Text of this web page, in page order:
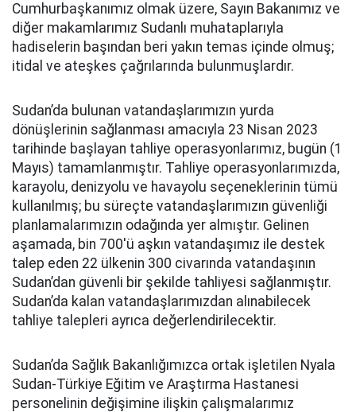
Cumhurbaşkanımız olmak üzere, Sayın Bakanımız ve
diğer makamlarımız Sudanlı muhataplarıyla
hadiselerin başından beri yakın temas içinde olmuş;
itidal ve ateşkes çağrılarında bulunmuşlardır.
Sudan’da bulunan vatandaşlarımızın yurda
dönüşlerinin sağlanması amacıyla 23 Nisan 2023
tarihinde başlayan tahliye operasyonlarımız, bugün (1
Mayıs) tamamlanmıştır. Tahliye operasyonlarımızda,
karayolu, denizyolu ve havayolu seçeneklerinin tümü
kullanılmış; bu süreçte vatandaşlarımızın güvenliği
planlamalarımızın odağında yer almıştır. Gelinen
aşamada, bin 700'ü aşkın vatandaşımız ile destek
talep eden 22 ülkenin 300 civarında vatandaşının
Sudan’dan güvenli bir şekilde tahliyesi sağlanmıştır.
Sudan’da kalan vatandaşlarımızdan alınabilecek
tahliye talepleri ayrıca değerlendirilecektir.
Sudan’da Sağlık Bakanlığımızca ortak işletilen Nyala
Sudan-Türkiye Eğitim ve Araştırma Hastanesi
personelinin değişimine ilişkin çalışmalarımız